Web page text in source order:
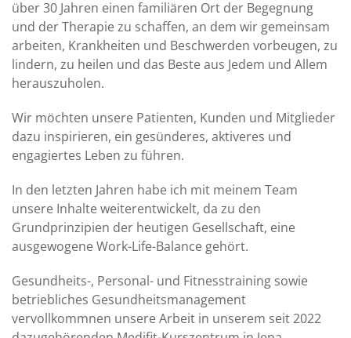
über 30 Jahren einen familiären Ort der Begegnung
und der Therapie zu schaffen, an dem wir gemeinsam
arbeiten, Krankheiten und Beschwerden vorbeugen, zu
lindern, zu heilen und das Beste aus Jedem und Allem
herauszuholen.
Wir möchten unsere Patienten, Kunden und Mitglieder
dazu inspirieren, ein gesünderes, aktiveres und
engagiertes Leben zu führen.
In den letzten Jahren habe ich mit meinem Team
unsere Inhalte weiterentwickelt, da zu den
Grundprinzipien der heutigen Gesellschaft, eine
ausgewogene Work-Life-Balance gehört.
Gesundheits-, Personal- und Fitnesstraining sowie
betriebliches Gesundheitsmanagement
vervollkommnen unsere Arbeit in unserem seit 2022